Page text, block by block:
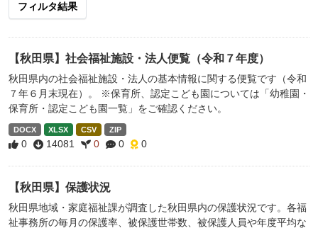
フィルタ結果
【秋田県】社会福祉施設・法人便覧（令和７年度）
秋田県内の社会福祉施設・法人の基本情報に関する便覧です（令和
７年６月末現在）。 ※保育所、認定こども園については「幼稚園・
保育所・認定こども園一覧」をご確認ください。
DOCX XLSX CSV ZIP
0 14081 0 0 0
【秋田県】保護状況
秋田県地域・家庭福祉課が調査した秋田県内の保護状況です。各福
祉事務所の毎月の保護率、被保護世帯数、被保護人員や年度平均な